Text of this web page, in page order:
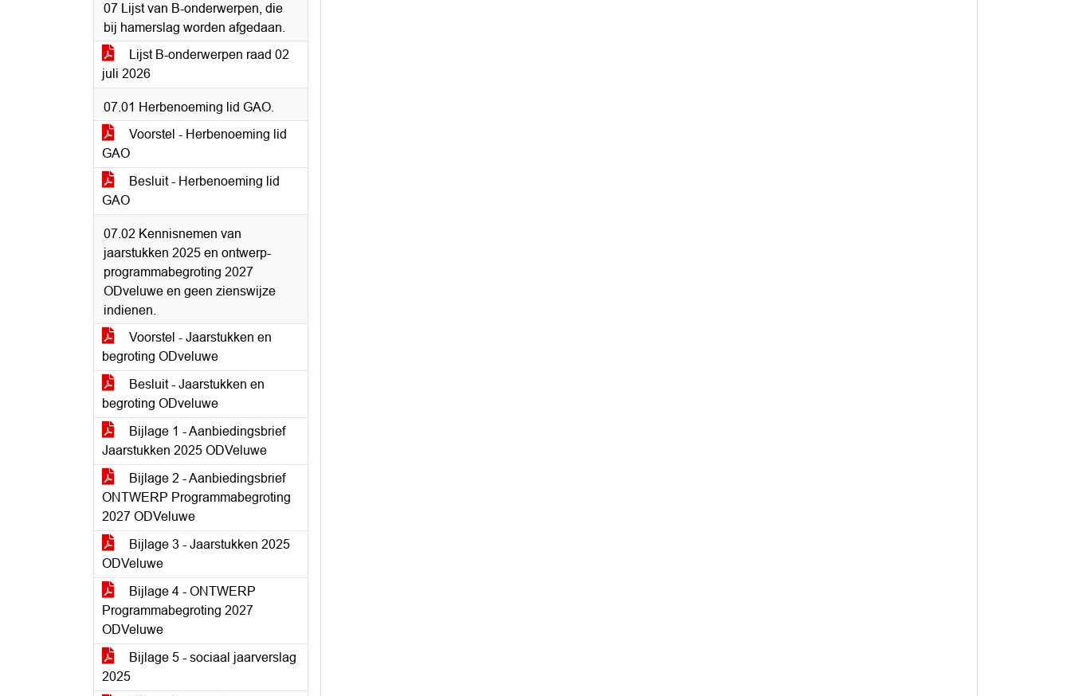
07 Lijst van B-onderwerpen, die
bij hamerslag worden afgedaan.
Lijst B-onderwerpen raad 02
juli 2026
07.01 Herbenoeming lid GAO.
Voorstel - Herbenoeming lid
GAO
Besluit - Herbenoeming lid
GAO
07.02 Kennisnemen van
jaarstukken 2025 en ontwerp-
programmabegroting 2027
ODveluwe en geen zienswijze
indienen.
Voorstel - Jaarstukken en
begroting ODveluwe
Besluit - Jaarstukken en
begroting ODveluwe
Bijlage 1 - Aanbiedingsbrief
Jaarstukken 2025 ODVeluwe
Bijlage 2 - Aanbiedingsbrief
ONTWERP Programmabegroting
2027 ODVeluwe
Bijlage 3 - Jaarstukken 2025
ODVeluwe
Bijlage 4 - ONTWERP
Programmabegroting 2027
ODVeluwe
Bijlage 5 - sociaal jaarverslag
2025